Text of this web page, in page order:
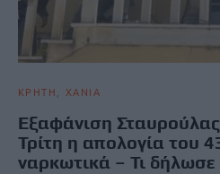
ΚΡΗΤΗ ΧΑΝΙΑ
Εξαφάνιση
Τρίτη η απολογία του
ναρκωτικά – Τι δήλωσε